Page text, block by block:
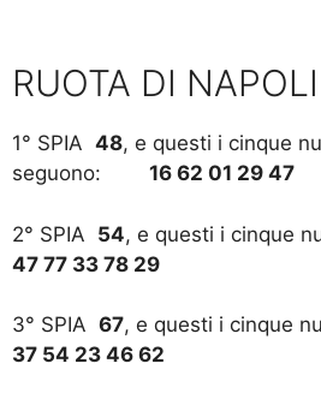
RUOTA DI NAPOLI
1° SPIA 48, e questi i cinque
seguono: 16 62 01 29 47
2° SPIA 54, e questi i cinque
47 77 33 78 29
3° SPIA 67, e questi i cinque
37 54 23 46 62